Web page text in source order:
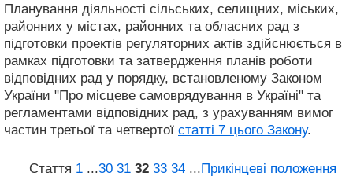
Планування діяльності сільських, селищних, міських,
районних у містах, районних та обласних рад з
підготовки проектів регуляторних актів здійснюється в
рамках підготовки та затвердження планів роботи
відповідних рад у порядку, встановленому Законом
України "Про місцеве самоврядування в Україні" та
регламентами відповідних рад, з урахуванням вимог
частин третьої та четвертої статті 7 цього Закону.
Стаття 1 ...30 31 32 33 34 ...Прикінцеві положення